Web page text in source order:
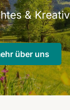
&
über uns